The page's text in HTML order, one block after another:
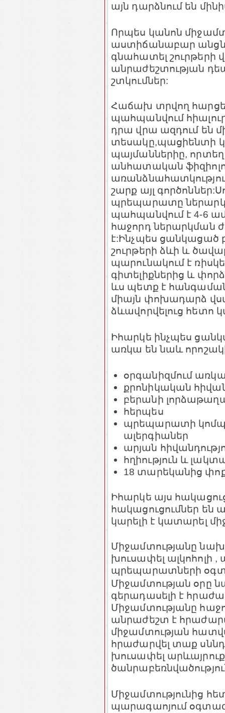
այն դարձնում են
Որպես կանոն
աստիճանաբար
գնահատել շուրթերի
անրաժեշտության
շտկումներ:
Հաճախ տրվող
պահպանվում
դրա վրա ազդում են
տեսակը,պացիենտի
պայմաններիը,
անհատական
շարք այլ
պրեպարատը
պահպանվում է 4-6
հաջորդ ներարկման
է:Ինչպես ցանկացած
շուրթերի ձևի և
պարունակում է
գիտելիքներից և
ևս պետք է
միայն փոխադարձ
ձևավորվելուց հետո
Իհարկե ինչպես
առկա են նաև
օրգանիզմում
քրոնիկական
բերանի
հերպես
պրեպարատի
ալերգիաներ
արյան
հղիություն և
18 տարեկանից
Իհարկե այս
հակացուցումներ են
կարելի է կատարել
Միջամտությանը
խուսափել ալկոհոլի
պրեպարատների
Միջամտության օրը
գերադասելի է
Միջամտությանը
անրաժեշտ է
միջամտության
հրաժարվել տաք
խուսափել
Միջամտությունից
պարագաոյում